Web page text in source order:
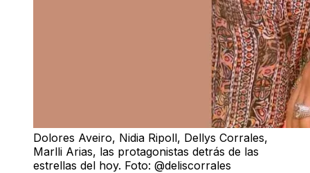
Dolores Aveiro, Nidia Ripoll, Dellys Corrales,
Marlli Arias, las protagonistas detrás de las
estrellas del hoy. Foto: @deliscorrales